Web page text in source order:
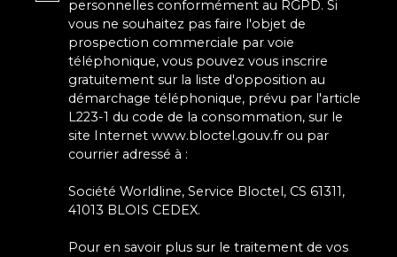
personnelles conformément au RGPD. Si
vous ne souhaitez pas faire l'objet de
prospection commerciale par voie
téléphonique, vous pouvez vous inscrire
gratuitement sur la liste d'opposition au
démarchage téléphonique, prévu par l'article
L223-1 du code de la consommation, sur le
site Internet www.bloctel.gouv.fr ou par
courrier adressé à :
Société Worldline, Service Bloctel, CS 61311,
41013 BLOIS CEDEX.
Pour en savoir plus sur le traitement de vos